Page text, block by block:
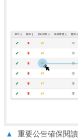
▲ 重要公告確保閱讀